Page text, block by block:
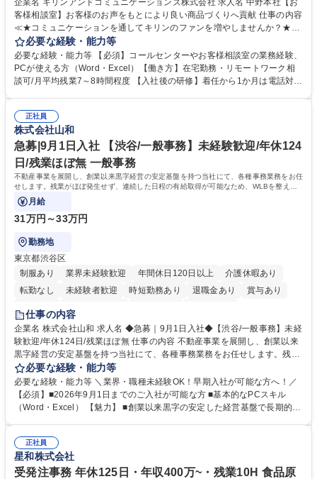
企業名 キリンアンドコミュニケーションズ株式会社 求人名 中野本社【お
客様相談室】お客様のお声をもとにより良い商品づくりへ貢献 仕事の内容
≪★コミュニケーションを通してキリンのファンを増やしませんか？★≫
お客様のお声をより良い商品づくりに活かしていく上で、窓口となるお客
様相談室でのお仕事です。 日々お客様からいただくキリングループへのご
意見を、企業活動に活かしています。お客様からの声に迅速かつ誠意をも
って対応、情報提供するとともにグループ内活動に反映しています。 【具
平均100件前後■メール・手紙：同上40件前後 募集職種 中野本社【お客様
相談室】お客様のお声をもとにより良い商品づくりへ貢献
必要な経験・能力等
必要な経験・能力等 【必須】コールセンターやお客様相談室の業務経験、
PCが使える方（Word・Excel）【働き方】在宅勤務・リモートワーク相
談可/月平均残業7～8時間程度 【入社後の研修】着任から1か月は電話対応
すのでご安心ください。 【当社について】キリングループの広報機能を担
う会社として、お客様との出会いを大切にし、磨き上げたホスピタリティ
を込めてコミュニケーションをとりながら広報関連業務を行っておりま
す。 学歴・資格 学歴：大学院 大学 高専 短大 専修学校 高校 語学力： 資
格：
正社員
株式会社山和
急募|9月1日入社 【渋谷/一般事務】未経験歓迎/年休124
日/残業ほぼ無 一般事務
不動産事業を展開し、創業以来黒字経営の安定基盤を持つ当社にて、各種事務業務をお任
せします。残業がほぼ発生せず、連続した日程の有給取得が可能なため、WLBを整えた
い方にお勧めの環境です！
月給
31万円～33万円
勤務地
東京都渋谷区
制服あり
業界未経験歓迎 年間休日120日以上
介護休暇あり
転勤なし
未経験者歓迎 時短勤務あり 退職金あり
賞与あり
育休あり
完全週休2日制
仕事の内容
企業名 株式会社山和 求人名 ◆急募｜9月1日入社◆【渋谷/一般事務】未経
験歓迎/年休124日/残業ほぼ無 仕事の内容 不動産事業を展開し、創業以来
黒字経営の安定基盤を持つ当社にて、各種事務業務をお任せします。残業
がほぼ発生せず、連続した日程の有給取得が可能なため、WLBを整えたい
方にお勧めの環境です！ 入社後はOJTを通じて丁寧に研修を行いますの
で、事務未経験の方でも安心して臨むことができます。 【業務詳細】■電
話・来客対応 ■物件の鍵や社内の備品管理 ■データ入力や書類作成 ■契約
必要な経験・能力等
必要な経験・能力等 ＼業界・職種未経験OK！早期入社が可能な方へ！／
【必須】■2026年9月1日までのご入社が可能な方 ■基本的なPCスキル
（Word・Excel） 【魅力】 ■創業以来黒字の安定した経営基盤で長期的に
のOJTで業務を習得可能、未経験でもしっかりサポート 学歴・資格 学
歴：大学院 大学 高専 短大 語学力： 資格：
正社員
星和株式会社
受発注事務 年休125日・年収400万~・残業10H 食品原